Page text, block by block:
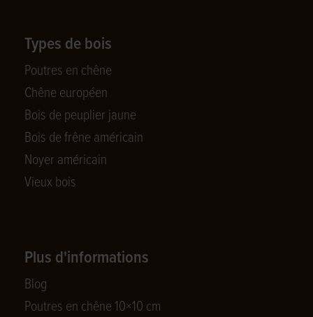
Types de bois
Poutres en chêne
Chêne européen
Bois de peuplier jaune
Bois de frêne américain
Noyer américain
Vieux bois
Plus d'informations
Blog
Poutres en chêne 10×10 cm